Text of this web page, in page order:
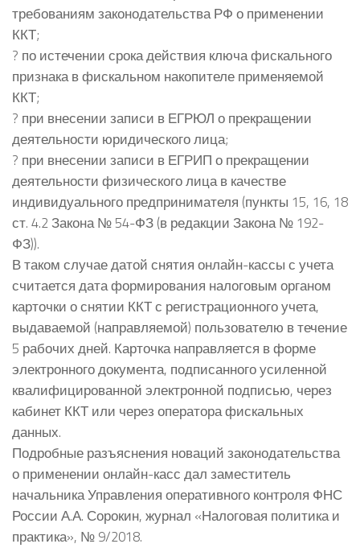
требованиям законодательства РФ о применении
ККТ;
? по истечении срока действия ключа фискального
признака в фискальном накопителе применяемой
ККТ;
? при внесении записи в ЕГРЮЛ о прекращении
деятельности юридического лица;
? при внесении записи в ЕГРИП о прекращении
деятельности физического лица в качестве
индивидуального предпринимателя (пункты 15, 16, 18
ст. 4.2 Закона № 54-ФЗ (в редакции Закона № 192-
ФЗ)).
В таком случае датой снятия онлайн-кассы с учета
считается дата формирования налоговым органом
карточки о снятии ККТ с регистрационного учета,
выдаваемой (направляемой) пользователю в течение
5 рабочих дней. Карточка направляется в форме
электронного документа, подписанного усиленной
квалифицированной электронной подписью, через
кабинет ККТ или через оператора фискальных
данных.
Подробные разъяснения новаций законодательства
о применении онлайн-касс дал заместитель
начальника Управления оперативного контроля ФНС
России А.А. Сорокин, журнал «Налоговая политика и
практика», № 9/2018.